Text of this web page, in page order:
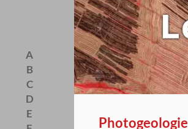
A
B
C
D
E
Photogeologie